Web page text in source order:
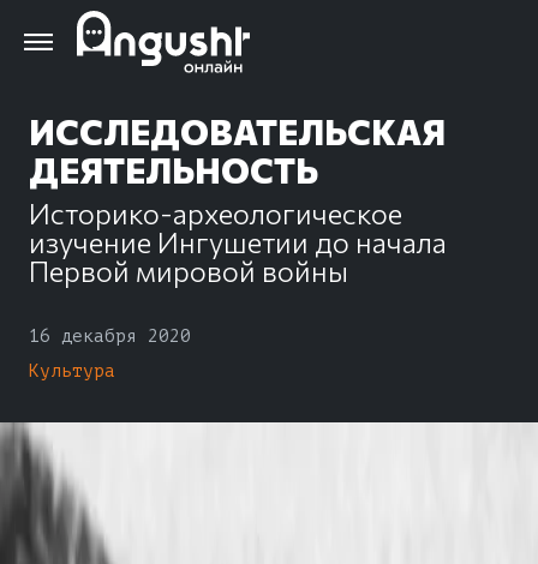
Перейти
ИССЛЕДОВАТЕЛЬСКАЯ
ДЕЯТЕЛЬНОСТЬ
Историко-археологическое
изучение Ингушетии до начала
Первой мировой войны
16 декабря 2020
Культура